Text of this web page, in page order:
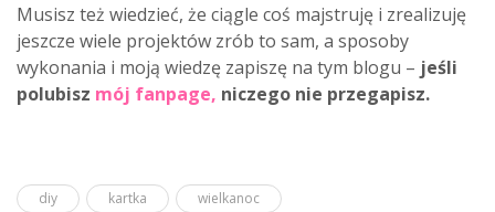
Musisz też wiedzieć, że ciągle coś majstruję i zrealizuję
jeszcze wiele projektów zrób to sam, a sposoby
wykonania i moją wiedzę zapiszę na tym blogu – jeśli
polubisz mój fanpage, niczego nie przegapisz.
diy kartka wielkanoc